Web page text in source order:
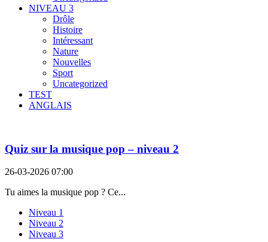
NIVEAU 3
Drôle
Histoire
Intéressant
Nature
Nouvelles
Sport
Uncategorized
TEST
ANGLAIS
Quiz sur la musique pop – niveau 2
26-03-2026 07:00
Tu aimes la musique pop ? Ce...
Niveau 1
Niveau 2
Niveau 3